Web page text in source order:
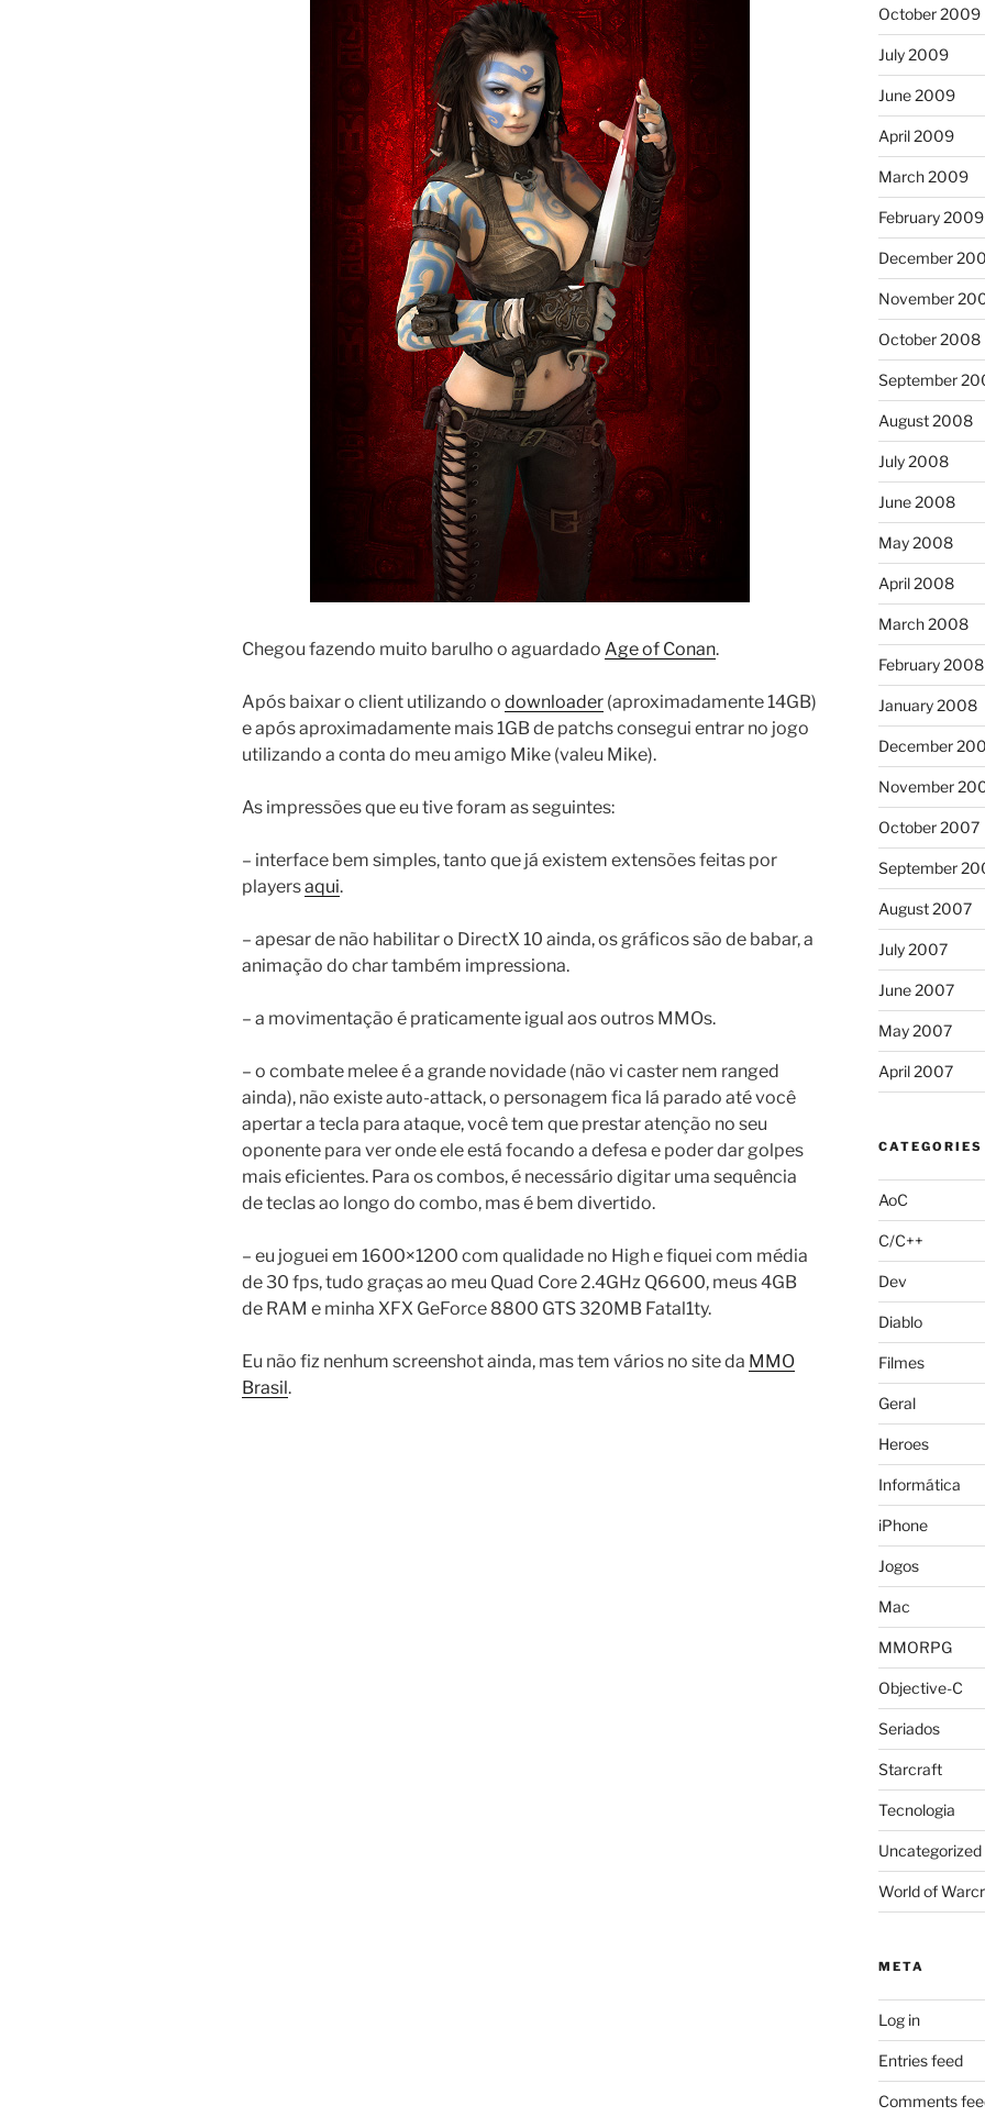
Chegou fazendo muito barulho o aguardado Age of Conan.
Após baixar o client utilizando o downloader (aproximadamente 14GB)
e após aproximadamente mais 1GB de patchs consegui entrar no jogo
utilizando a conta do meu amigo Mike (valeu Mike).
As impressões que eu tive foram as seguintes:
– interface bem simples, tanto que já existem extensões feitas por
playersaqui.
– apesar de não habilitar o DirectX 10 ainda, os gráficos são de babar, a
animação do char também impressiona.
– a movimentação é praticamente igual aos outros MMOs.
– o combate melee é a grande novidade (não vi caster nem ranged
ainda), não existe auto-attack, o personagem fica lá parado até você
apertar a tecla para ataque, você tem que prestar atenção no seu
oponente para ver onde ele está focando a defesa e poder dar golpes
mais eficientes. Para os combos, é necessário digitar uma sequência
de teclas ao longo do combo, mas é bem divertido.
– eu joguei em 1600×1200 com qualidade no High e fiquei com média
de 30 fps, tudo graças ao meu Quad Core 2.4GHz Q6600, meus 4GB
de RAM e minha XFX GeForce 8800 GTS 320MB Fatal1ty.
Eu não fiz nenhum screenshot ainda, mas tem vários no site da MMO
Brasil.
October 2009
July 2009
June 2009
April 2009
March 2009
February 2009
December
November
October 2008
September
August 2008
July 2008
June 2008
May 2008
April 2008
March 2008
February 2008
January 2008
December
November
October 2007
September
August 2007
July 2007
June 2007
May 2007
April 2007
CATEGORIES
AoC
C/C++
Dev
Diablo
Filmes
Geral
Heroes
Informática
iPhone
Jogos
Mac
MMORPG
Objective-C
Seriados
Starcraft
Tecnologia
Uncategorized
World of
META
Log in
Entries feed
Comments